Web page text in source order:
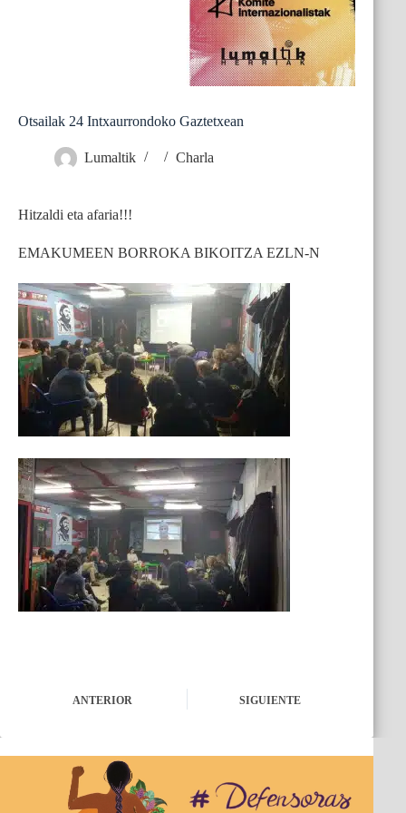
Otsailak 24 Intxaurrondoko Gaztetxean
Lumaltik Charla
Hitzaldi eta afaria!!!
EMAKUMEEN BORROKA BIKOITZA EZLN-N
ANTERIOR SIGUIENTE